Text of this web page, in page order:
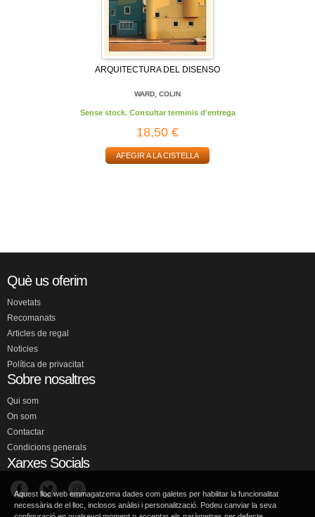
ARQUITECTURA DEL DISENSO
WARD, COLIN
Sense stock. Consultar terminis d'entrega
18,50 €
AFEGIR A LA CISTELLA
Què us oferim
Novetats
Recomanats
Articles de regal
Noticies
Política de privacitat
Sobre nosaltres
Qui som
On som
Contactar
Condicions generals
Xarxes Socials
Aquest lloc web emmagatzema dades com galetes per habilitar la funcionalitat
necessària de el lloc, inclosos anàlisi i personalització. Podeu canviar la seva